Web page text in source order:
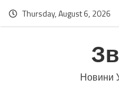
Thursday, August 6, 2026
Новини